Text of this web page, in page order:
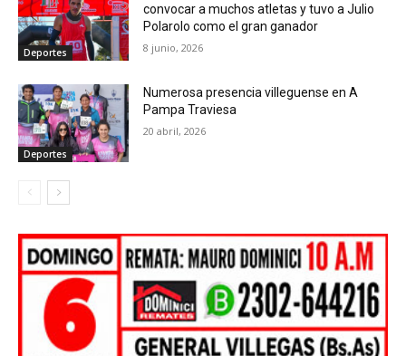
Deportes
convocar a muchos atletas y tuvo a Julio
Polarolo como el gran ganador
8 junio, 2026
Deportes
Numerosa presencia villeguense en A
Pampa Traviesa
20 abril, 2026